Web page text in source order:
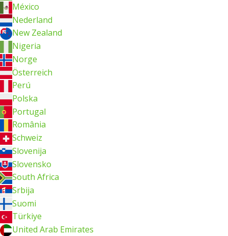
México
Nederland
New Zealand
Nigeria
Norge
Österreich
Perú
Polska
Portugal
România
Schweiz
Slovenija
Slovensko
South Africa
Srbija
Suomi
Türkiye
United Arab Emirates